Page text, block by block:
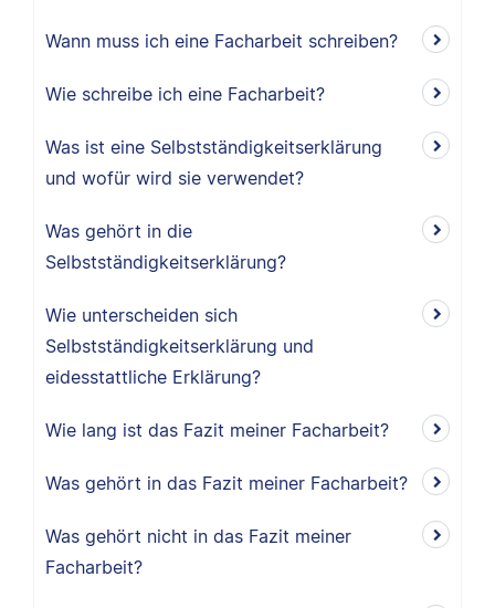
Wann muss ich eine Facharbeit schreiben?
Wie schreibe ich eine Facharbeit?
Was ist eine Selbstständigkeitserklärung
und wofür wird sie verwendet?
Was gehört in die
Selbstständigkeitserklärung?
Wie unterscheiden sich
Selbstständigkeitserklärung und
eidesstattliche Erklärung?
Wie lang ist das Fazit meiner Facharbeit?
Was gehört in das Fazit meiner Facharbeit?
Was gehört nicht in das Fazit meiner
Facharbeit?